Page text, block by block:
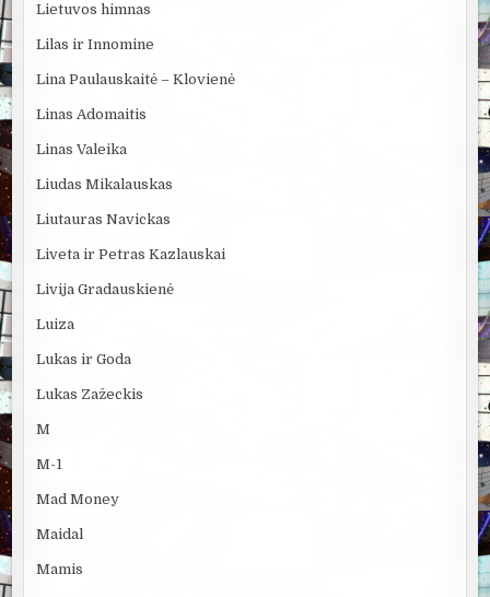
Lietuvos himnas
Lilas ir Innomine
Lina Paulauskaitė – Klovienė
Linas Adomaitis
Linas Valeika
Liudas Mikalauskas
Liutauras Navickas
Liveta ir Petras Kazlauskai
Livija Gradauskienė
Luiza
Lukas ir Goda
Lukas Zažeckis
M
M-1
Mad Money
Maidal
Mamis